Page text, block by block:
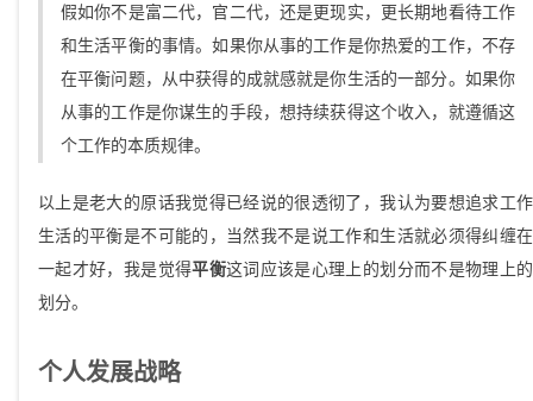
假如你不是富二代，官二代，还是更现实，更长期地看待工作
和生活平衡的事情。如果你从事的工作是你热爱的工作，不存
在平衡问题，从中获得的成就感就是你生活的一部分。如果你
从事的工作是你谋生的手段，想持续获得这个收入，就遵循这
个工作的本质规律。
以上是老大的原话我觉得已经说的很透彻了，我认为要想追求工作
生活的平衡是不可能的，当然我不是说工作和生活就必须得纠缠在
一起才好，我是觉得平衡这词应该是心理上的划分而不是物理上的
划分。
个人发展战略